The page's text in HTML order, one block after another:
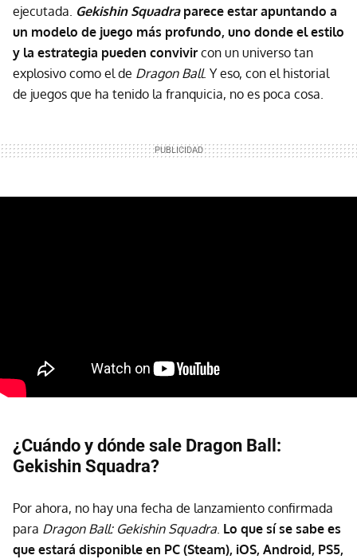
ejecutada. Gekishin Squadraparece estar apuntando a
un modelo de juego más profundo, uno donde el estilo
y la estrategia pueden convivir con un universo tan
explosivo como el de Dragon Ball. Y eso, con el historial
de juegos que ha tenido la franquicia, no es poca cosa.
¿Cuándo y dónde sale Dragon Ball:
Gekishin Squadra?
Por ahora, no hay una fecha de lanzamiento confirmada
para Dragon Ball: Gekishin Squadra. Lo que sí se sabe es
que estará disponible en PC (Steam), iOS, Android, PS5,